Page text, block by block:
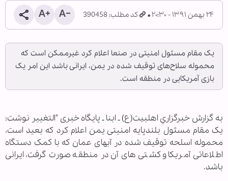
۲۴ بهمن ۱۳۹۱ - ۲۰:۳۰ کد مطلب: 390458
یک مقام مسئول امنیتی در صنعا اعلام کرد غیرممکن است که
محموله سلاح‌های توقیف شده در یمن، ایرانی باشد این امر یک
بازی آمریکایی در منطقه است.
به گزارش خبرگزاري اهل‎بيت(ع) ـ ابنا ـ پایگاه خبری "التغییر نوشت:
یک مقام مسئول بلندپایه امنیتی یمن اعلام کرد که بعید است،
محموله اسلحه توقیف شده در آبهای عمان که با کمک دستگاه
اطلاعاتی آمریکا و کشتی‌های آن در منطقه صورت گرفت، ایرانی
باشد.